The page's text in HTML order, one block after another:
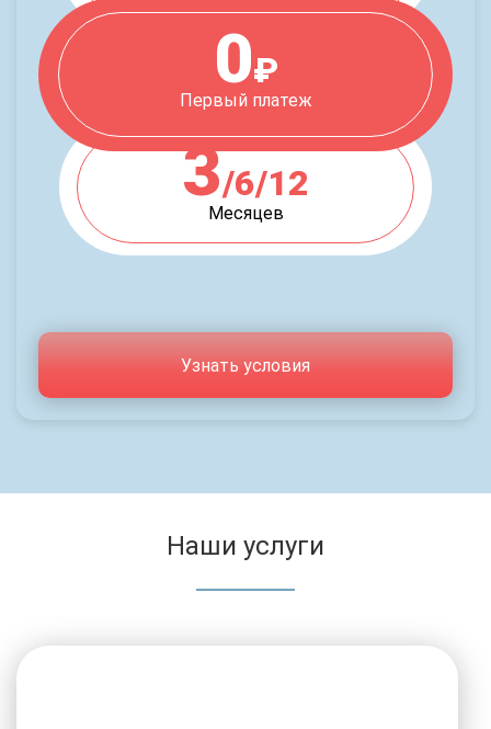
0₽
Первый платеж
3/6/12
Месяцев
Узнать условия
Наши услуги